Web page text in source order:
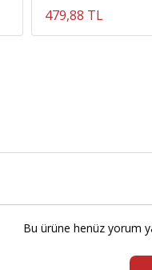
479,88 TL
Bu ürüne henüz yorum